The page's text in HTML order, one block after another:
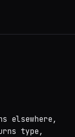
elsewhere,
type,